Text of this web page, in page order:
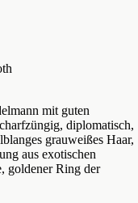
mit guten
diplomatisch,
grauweißes Haar,
aus exotischen
goldener Ring der